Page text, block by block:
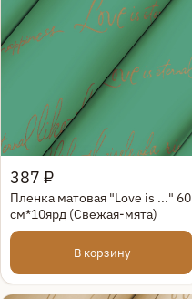
Быстрый просмотр
387 ₽
Пленка матовая "Love is ..." 60
см*10ярд (Свежая-мята)
В корзину